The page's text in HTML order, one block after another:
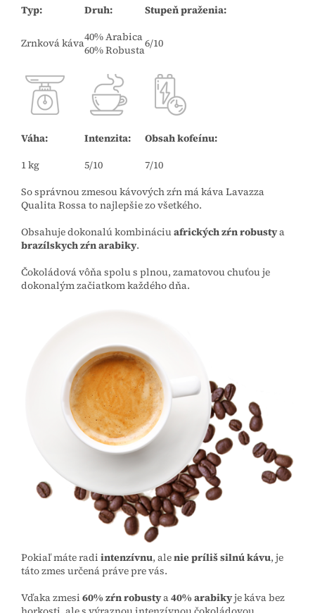
Typ: Druh: Stupeň praženia:
Zrnková káva40% Arabica
60% Robusta6/10
Váha: Intenzita:
Obsah kofeínu:
1 kg
5/10
7/10
So správnou zmesou kávových zŕn má káva Lavazza
Qualita Rossa to najlepšie zo všetkého.
Obsahuje dokonalú kombináciuafrických zŕn robustya
brazílskych zŕn arabiky.
Čokoládová vôňa spolu s plnou, zamatovou chuťou je
dokonalým začiatkom každého dňa.
Pokiaľ máte radi intenzívnu, alenie príliš silnú kávu, je
táto zmes určená práve pre vás.
Vďaka zmesi 60% zŕn robustya40% arabikyje káva bez